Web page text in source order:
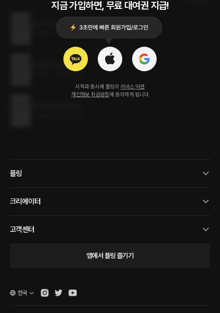
지금 가입하면, 무료 대여권 지급!
시작과 동시에 플링의 서비스 약관
개인정보 취급방침에 동의하게 됩니다
오리진 (ORIGIN) 3권 (완결)
2024.03.19
오리진 (ORIGIN) 2권
플링
크리에이터
고객센터
앱에서 플링 즐기기
한국